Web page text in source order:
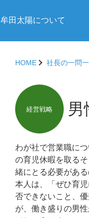
牟田太陽について
HOME 社長の一問
経営戦略 男
わが社で営業職に
の育児休暇を取る
緒にとる必要があ
本人は、「ぜひ育
否できないこと、
が、働き盛りの男